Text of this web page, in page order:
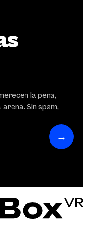
la pena,
Sin spam,
→